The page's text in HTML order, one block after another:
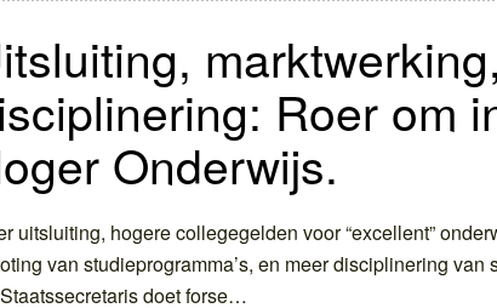
marktwerking,
Roer om
Onderwijs.
uitsluiting, hogere collegegelden voor “excellent”
van studieprogramma’s, en meer disciplinering van
doet forse…